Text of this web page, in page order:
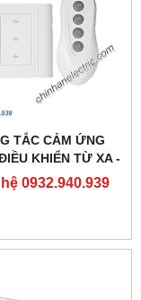
TẮC CẢM ỨNG
KHIỂN TỪ XA -
KÊNH) - KAWASAN
0932.940.939